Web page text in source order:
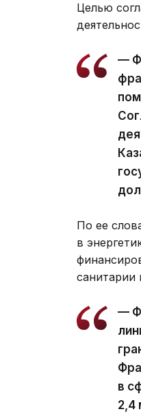
Целью
—
По ее
в
санитарии
—
в
2,4